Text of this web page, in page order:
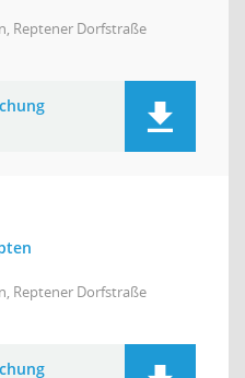
Reptener Dorfstraße
Reptener Dorfstraße